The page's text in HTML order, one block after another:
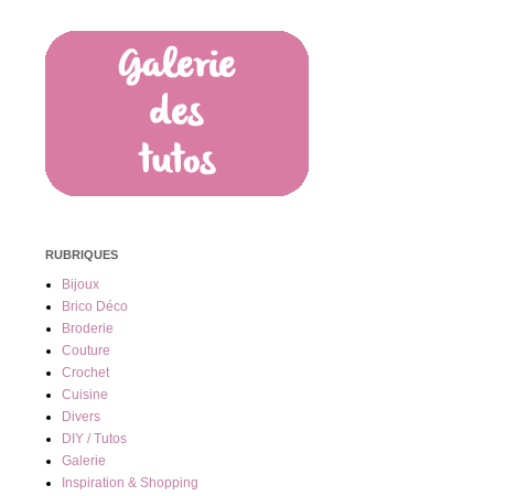
RUBRIQUES
Bijoux
Brico Déco
Broderie
Couture
Crochet
Cuisine
Divers
DIY / Tutos
Galerie
Inspiration & Shopping